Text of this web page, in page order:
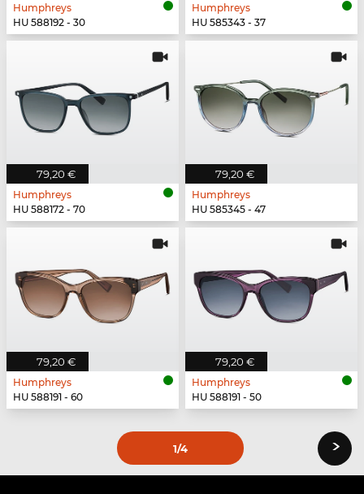
Humphreys
HU 588192 - 30
Humphreys
HU 585343 - 37
79,20 €
Humphreys
HU 588172 - 70
79,20 €
Humphreys
HU 585345 - 47
79,20 €
Humphreys
HU 588191 - 60
79,20 €
Humphreys
HU 588191 - 50
1/4 ›